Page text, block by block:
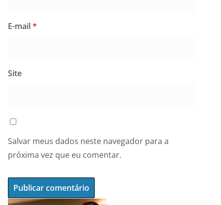
E-mail*
Site
Salvar meus dados neste navegador para a
próxima vez que eu comentar.